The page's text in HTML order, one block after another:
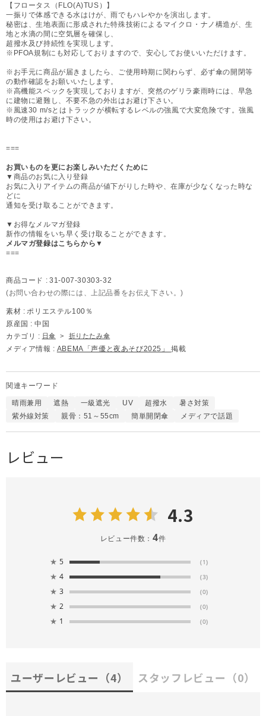
【フロータス（FLO(A)TUS）】
一振りで体感できる水はけが、雨でもハレやかを演出します。
秘密は、生地表面に形成された特殊技術によるマイクロ・ナノ構造が、生
地と水滴の間に空気層を確保し、
超撥水及び持続性を実現します。
※PFOA規制にも対応しておりますので、安心してお使いいただけます。
※お手元に商品が届きましたら、ご使用時期に関わらず、必ず傘の開閉等
の動作確認をお願いいたします。
※高機能スペックを実現しておりますが、突然のゲリラ豪雨時には、早急
に建物に避難し、不要不急の外出はお避け下さい。
※風速30 m/sとはトラックが横転するレベルの強風で大変危険です。強風
時の使用はお避け下さい。
===
お買いものを更にお楽しみいただくために
▼商品のお気に入り登録
お気に入りアイテムの商品が値下がりした時や、在庫が少なくなった時な
どに
通知を受け取ることができます。
▼お得なメルマガ登録
新作の情報をいち早く受け取ることができます。
メルマガ登録はこちらから▼
===
商品コード : 31-007-30303-32
(お問い合わせの際には、上記品番をお伝え下さい。)
素材 : ポリエステル100％
原産国 : 中国
カテゴリ : 日傘 > 折りたたみ傘
メディア情報 : ABEMA「声優と夜あそび2025」掲載
関連キーワード
晴雨兼用 遮熱 一級遮光 UV 超撥水
暑さ対策
紫外線対策
親骨：51～55cm 簡単開閉傘 メディアで話題
レビュー
4.3
レビュー件数： 4件
★ 5 (1)
★ 4 (3)
★ 3 (0)
★ 2 (0)
★ 1 (0)
ユーザーレビュー （4） スタッフレビュー （0）